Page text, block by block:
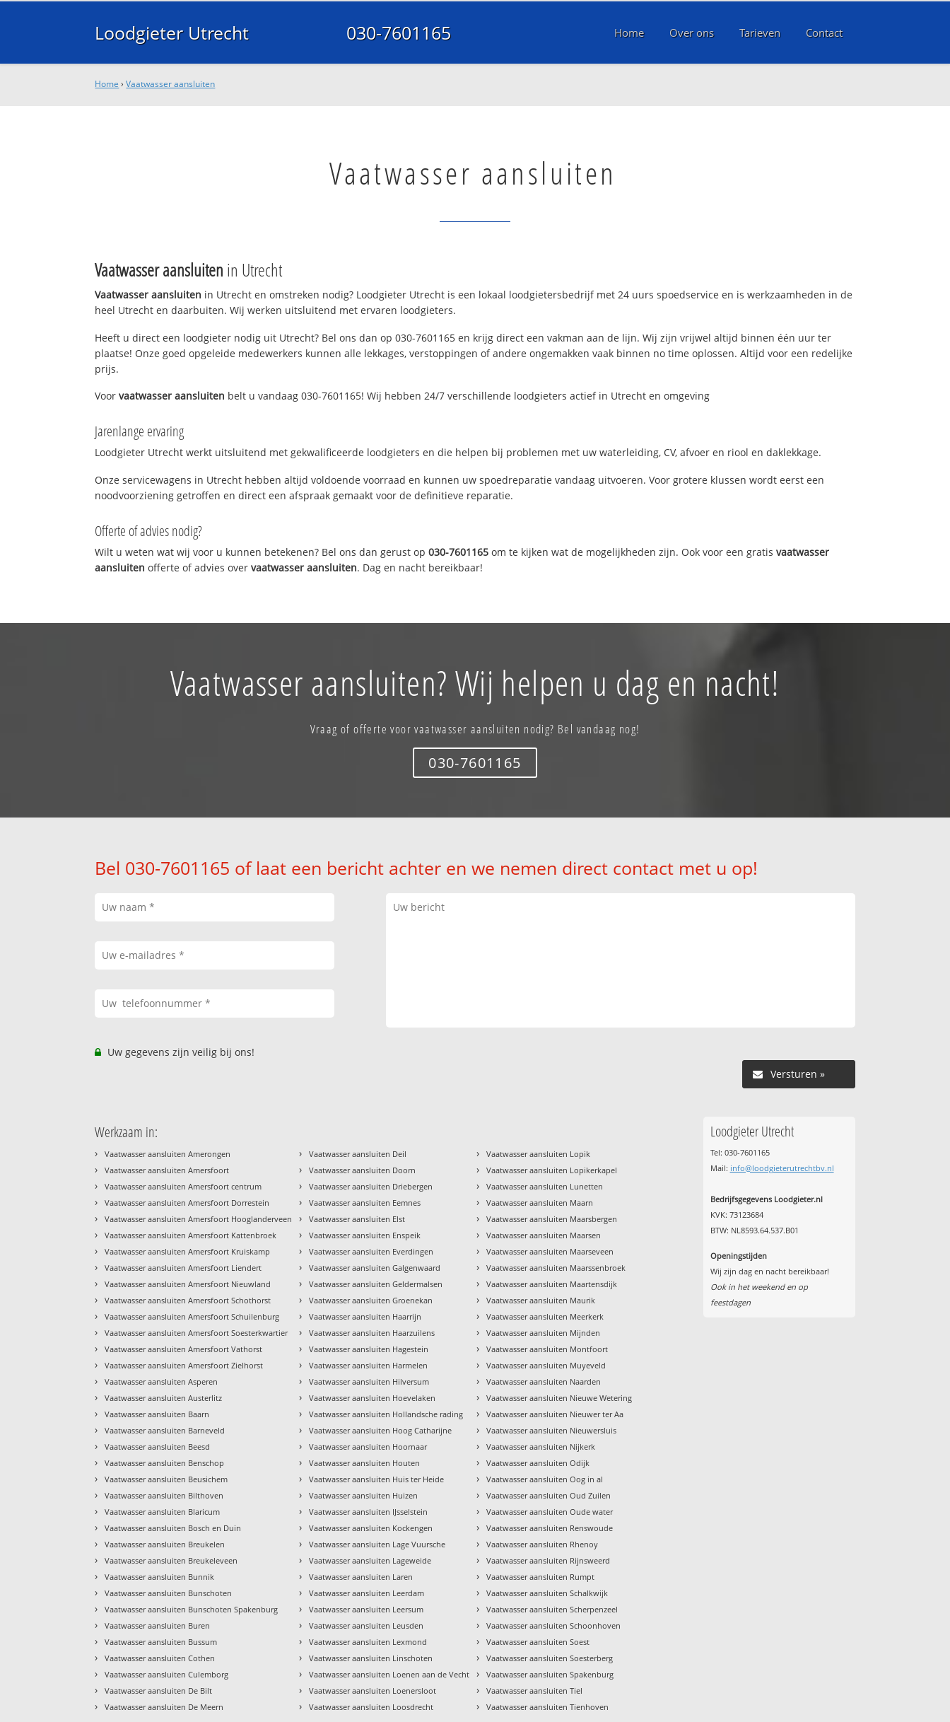
Loodgieter Utrecht 030-7601165 Home Over ons Tarieven Contact
Home ›Vaatwasser aansluiten
Vaatwasser aansluiten
Vaatwasser aansluiten in Utrecht
Vaatwasser aansluiten in Utrecht en omstreken nodig? Loodgieter Utrecht is een lokaal loodgietersbedrijf met 24 uurs spoedservice en is werkzaamheden in de
heel Utrecht en daarbuiten. Wij werken uitsluitend met ervaren loodgieters.
Heeft u direct een loodgieter nodig uit Utrecht? Bel ons dan op 030-7601165 en krijg direct een vakman aan de lijn. Wij zijn vrijwel altijd binnen één uur ter
plaatse! Onze goed opgeleide medewerkers kunnen alle lekkages, verstoppingen of andere ongemakken vaak binnen no time oplossen. Altijd voor een redelijke
prijs.
Voorvaatwasser aansluiten belt u vandaag 030-7601165! Wij hebben 24/7 verschillende loodgieters actief in Utrecht en omgeving
Jarenlange ervaring
Loodgieter Utrecht werkt uitsluitend met gekwalificeerde loodgieters en die helpen bij problemen met uw waterleiding, CV, afvoer en riool en daklekkage.
Onze servicewagens in Utrecht hebben altijd voldoende voorraad en kunnen uw spoedreparatie vandaag uitvoeren. Voor grotere klussen wordt eerst een
noodvoorziening getroffen en direct een afspraak gemaakt voor de definitieve reparatie.
Offerte of advies nodig?
Wilt u weten wat wij voor u kunnen betekenen? Bel ons dan gerust op030-7601165 om te kijken wat de mogelijkheden zijn. Ook voor een gratisvaatwasser
aansluiten offerte of advies overvaatwasser aansluiten. Dag en nacht bereikbaar!
Vaatwasser aansluiten? Wij helpen u dag en nacht!
Vraag of offerte voor vaatwasser aansluiten nodig? Bel vandaag nog!
030-7601165
Bel 030-7601165 of laat een bericht achter en we nemen direct contact met u op!
Uw gegevens zijn veilig bij ons!
Versturen »
Werkzaam in:
› Vaatwasser aansluiten Amerongen
› Vaatwasser aansluiten Amersfoort
› Vaatwasser aansluiten Amersfoort centrum
› Vaatwasser aansluiten Amersfoort Dorrestein
› Vaatwasser aansluiten Amersfoort Hooglanderveen
› Vaatwasser aansluiten Amersfoort Kattenbroek
› Vaatwasser aansluiten Amersfoort Kruiskamp
› Vaatwasser aansluiten Amersfoort Liendert
› Vaatwasser aansluiten Amersfoort Nieuwland
› Vaatwasser aansluiten Amersfoort Schothorst
› Vaatwasser aansluiten Amersfoort Schuilenburg
› Vaatwasser aansluiten Amersfoort Soesterkwartier
› Vaatwasser aansluiten Amersfoort Vathorst
› Vaatwasser aansluiten Amersfoort Zielhorst
› Vaatwasser aansluiten Asperen
› Vaatwasser aansluiten Austerlitz
› Vaatwasser aansluiten Baarn
› Vaatwasser aansluiten Barneveld
› Vaatwasser aansluiten Beesd
› Vaatwasser aansluiten Benschop
› Vaatwasser aansluiten Beusichem
› Vaatwasser aansluiten Bilthoven
› Vaatwasser aansluiten Blaricum
› Vaatwasser aansluiten Bosch en Duin
› Vaatwasser aansluiten Breukelen
› Vaatwasser aansluiten Breukeleveen
› Vaatwasser aansluiten Bunnik
› Vaatwasser aansluiten Bunschoten
› Vaatwasser aansluiten Bunschoten Spakenburg
› Vaatwasser aansluiten Buren
› Vaatwasser aansluiten Bussum
› Vaatwasser aansluiten Cothen
› Vaatwasser aansluiten Culemborg
› Vaatwasser aansluiten De Bilt
› Vaatwasser aansluiten De Meern
› Vaatwasser aansluiten Deil
› Vaatwasser aansluiten Doorn
› Vaatwasser aansluiten Driebergen
› Vaatwasser aansluiten Eemnes
› Vaatwasser aansluiten Elst
› Vaatwasser aansluiten Enspeik
› Vaatwasser aansluiten Everdingen
› Vaatwasser aansluiten Galgenwaard
› Vaatwasser aansluiten Geldermalsen
› Vaatwasser aansluiten Groenekan
› Vaatwasser aansluiten Haarrijn
› Vaatwasser aansluiten Haarzuilens
› Vaatwasser aansluiten Hagestein
› Vaatwasser aansluiten Harmelen
› Vaatwasser aansluiten Hilversum
› Vaatwasser aansluiten Hoevelaken
› Vaatwasser aansluiten Hollandsche rading
› Vaatwasser aansluiten Hoog Catharijne
› Vaatwasser aansluiten Hoornaar
› Vaatwasser aansluiten Houten
› Vaatwasser aansluiten Huis ter Heide
› Vaatwasser aansluiten Huizen
› Vaatwasser aansluiten IJsselstein
› Vaatwasser aansluiten Kockengen
› Vaatwasser aansluiten Lage Vuursche
› Vaatwasser aansluiten Lageweide
› Vaatwasser aansluiten Laren
› Vaatwasser aansluiten Leerdam
› Vaatwasser aansluiten Leersum
› Vaatwasser aansluiten Leusden
› Vaatwasser aansluiten Lexmond
› Vaatwasser aansluiten Linschoten
› Vaatwasser aansluiten Loenen aan de Vecht
› Vaatwasser aansluiten Loenersloot
› Vaatwasser aansluiten Loosdrecht
› Vaatwasser aansluiten Lopik
› Vaatwasser aansluiten Lopikerkapel
› Vaatwasser aansluiten Lunetten
› Vaatwasser aansluiten Maarn
› Vaatwasser aansluiten Maarsbergen
› Vaatwasser aansluiten Maarsen
› Vaatwasser aansluiten Maarseveen
› Vaatwasser aansluiten Maarssenbroek
› Vaatwasser aansluiten Maartensdijk
› Vaatwasser aansluiten Maurik
› Vaatwasser aansluiten Meerkerk
› Vaatwasser aansluiten Mijnden
› Vaatwasser aansluiten Montfoort
› Vaatwasser aansluiten Muyeveld
› Vaatwasser aansluiten Naarden
› Vaatwasser aansluiten Nieuwe Wetering
› Vaatwasser aansluiten Nieuwer ter Aa
› Vaatwasser aansluiten Nieuwersluis
› Vaatwasser aansluiten Nijkerk
› Vaatwasser aansluiten Odijk
› Vaatwasser aansluiten Oog in al
› Vaatwasser aansluiten Oud Zuilen
› Vaatwasser aansluiten Oude water
› Vaatwasser aansluiten Renswoude
› Vaatwasser aansluiten Rhenoy
› Vaatwasser aansluiten Rijnsweerd
› Vaatwasser aansluiten Rumpt
› Vaatwasser aansluiten Schalkwijk
› Vaatwasser aansluiten Scherpenzeel
› Vaatwasser aansluiten Schoonhoven
› Vaatwasser aansluiten Soest
› Vaatwasser aansluiten Soesterberg
› Vaatwasser aansluiten Spakenburg
› Vaatwasser aansluiten Tiel
› Vaatwasser aansluiten Tienhoven
Loodgieter Utrecht
Tel: 030-7601165
Mail: info@loodgieterutrechtbv.nl
Bedrijfsgegevens Loodgieter.nl
KVK: 73123684
BTW: NL8593.64.537.B01
Openingstijden
Wij zijn dag en nacht bereikbaar!
Ook in het weekend en op
feestdagen